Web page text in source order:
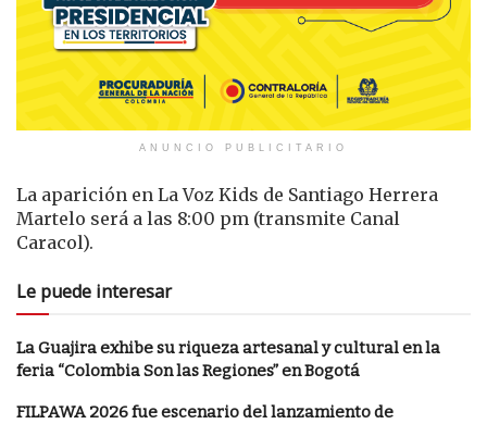
ANUNCIO PUBLICITARIO
La aparición en La Voz Kids de Santiago Herrera
Martelo será a las 8:00 pm (transmite Canal
Caracol).
Le puede interesar
La Guajira exhibe su riqueza artesanal y cultural en la
feria “Colombia Son las Regiones” en Bogotá
FILPAWA 2026 fue escenario del lanzamiento de